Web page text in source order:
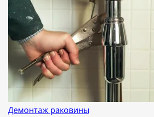
Демонтаж раковины